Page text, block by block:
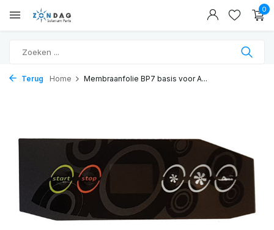
0
Terug Home Membraanfolie BP7 basis voor A...